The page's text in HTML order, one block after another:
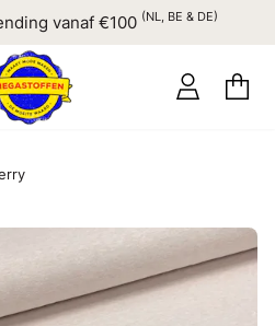
vanaf €100(NL, BE & DE)